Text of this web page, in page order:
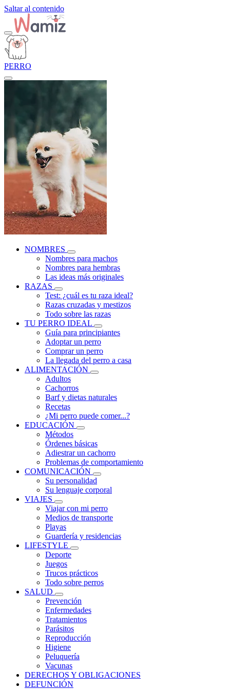
Saltar al contenido
PERRO
NOMBRES
Nombres para machos
Nombres para hembras
Las ideas más originales
RAZAS
Test: ¿cuál es tu raza ideal?
Razas cruzadas y mestizos
Todo sobre las razas
TU PERRO IDEAL
Guía para principiantes
Adoptar un perro
Comprar un perro
La llegada del perro a casa
ALIMENTACIÓN
Adultos
Cachorros
Barf y dietas naturales
Recetas
¿Mi perro puede comer...?
EDUCACIÓN
Métodos
Órdenes básicas
Adiestrar un cachorro
Problemas de comportamiento
COMUNICACIÓN
Su personalidad
Su lenguaje corporal
VIAJES
Viajar con mi perro
Medios de transporte
Playas
Guardería y residencias
LIFESTYLE
Deporte
Juegos
Trucos prácticos
Todo sobre perros
SALUD
Prevención
Enfermedades
Tratamientos
Parásitos
Reproducción
Higiene
Peluquería
Vacunas
DERECHOS Y OBLIGACIONES
DEFUNCIÓN